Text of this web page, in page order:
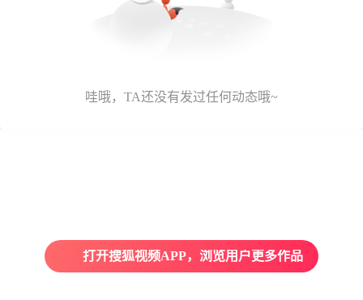
哇哦，TA还没有发过任何动态哦~
打开搜狐视频APP，浏览用户更多作品